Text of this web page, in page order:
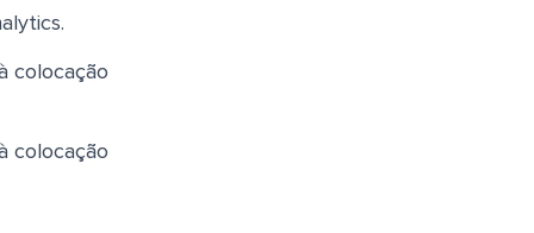
colocação
colocação